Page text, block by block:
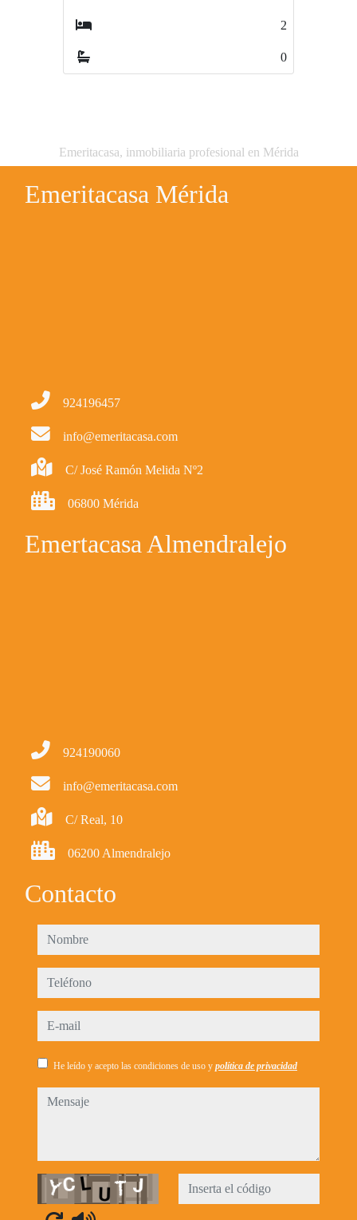
Emeritacasa, inmobiliaria profesional en Mérida
Emeritacasa Mérida
924196457
info@emeritacasa.com
C/ José Ramón Melida Nº2
06800 Mérida
Emertacasa Almendralejo
924190060
info@emeritacasa.com
C/ Real, 10
06200 Almendralejo
Contacto
nombre
teléfono
e-mail
He leído y acepto las condiciones de uso y política de privacidad
mensaje
Captcha